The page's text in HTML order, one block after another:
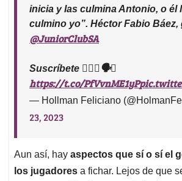
inicia y las culmina Antonio, o él
culmino yo”. Héctor Fabio Báez,
@JuniorClubSA
Suscríbete 👍🏽🔁🗣️🔔
https://t.co/PfVvnME1yP
— Hollman Feliciano
23, 2023
Aun así, hay aspectos que sí o sí el
los jugadores a fichar. Lejos de que